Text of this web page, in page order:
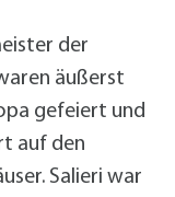
der
äußerst
gefeiert und
auf den
Salieri war